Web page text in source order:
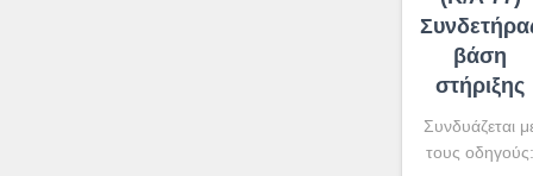
βάση
στήριξης
Συνδυάζεται
τους οδηγούς: